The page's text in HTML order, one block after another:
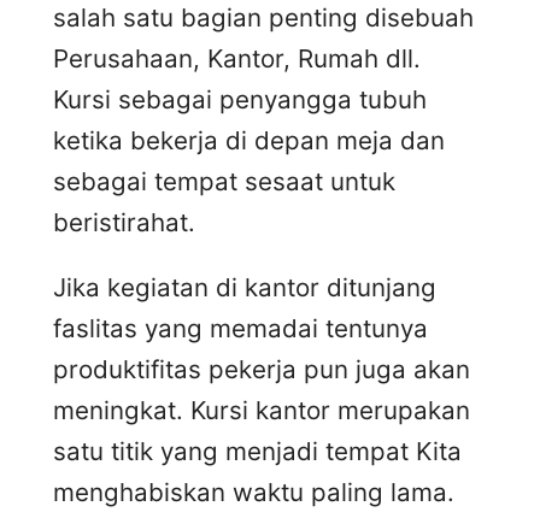
salah satu bagian penting disebuah
Perusahaan, Kantor, Rumah dll.
Kursi sebagai penyangga tubuh
ketika bekerja di depan meja dan
sebagai tempat sesaat untuk
beristirahat.
Jika kegiatan di kantor ditunjang
faslitas yang memadai tentunya
produktifitas pekerja pun juga akan
meningkat. Kursi kantor merupakan
satu titik yang menjadi tempat Kita
menghabiskan waktu paling lama.